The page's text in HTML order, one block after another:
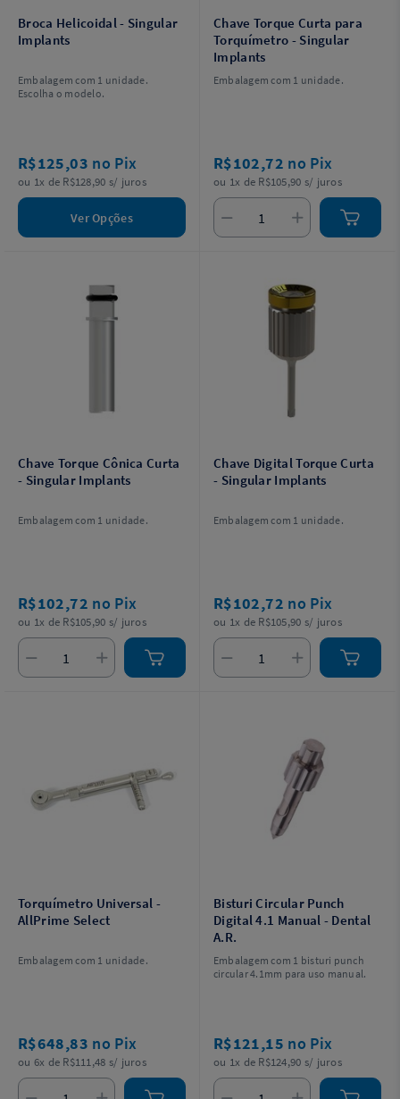
Broca Helicoidal - Singular
Implants
Embalagem com 1 unidade.
Escolha o modelo.
R$125,03 no Pix
ou 1x de R$128,90 s/ juros
Ver Opções
Chave Torque Curta para
Torquímetro - Singular
Implants
Embalagem com 1 unidade.
R$102,72 no Pix
ou 1x de R$105,90 s/ juros
Chave Torque Cônica Curta
- Singular Implants
Embalagem com 1 unidade.
R$102,72 no Pix
ou 1x de R$105,90 s/ juros
Chave Digital Torque Curta
- Singular Implants
Embalagem com 1 unidade.
R$102,72 no Pix
ou 1x de R$105,90 s/ juros
Torquímetro Universal -
AllPrime Select
Embalagem com 1 unidade.
R$648,83 no Pix
ou 6x de R$111,48 s/ juros
Bisturi Circular Punch
Digital 4.1 Manual - Dental
A.R.
Embalagem com 1 bisturi punch
circular 4.1mm para uso manual.
R$121,15 no Pix
ou 1x de R$124,90 s/ juros